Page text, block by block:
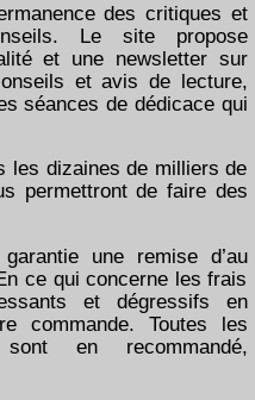
des critiques et
Le site propose
et une newsletter sur
et avis de lecture,
séances de dédicace qui
les dizaines de milliers de
permettront de faire des
une remise d’au
ce qui concerne les frais
et dégressifs en
commande. Toutes les
en recommandé,